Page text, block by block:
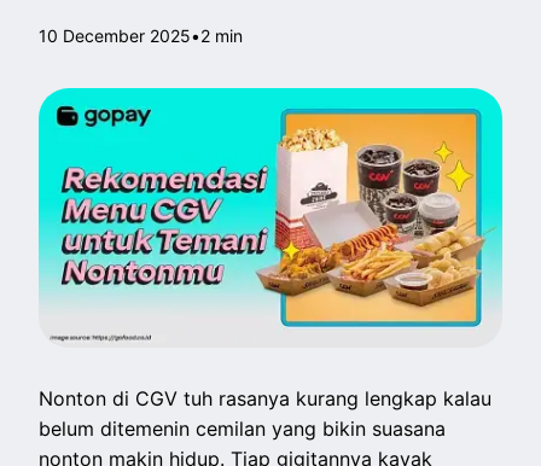
10 December 2025•2 min
Nonton di CGV tuh rasanya kurang lengkap kalau
belum ditemenin cemilan yang bikin suasana
nonton makin hidup. Tiap gigitannya kayak